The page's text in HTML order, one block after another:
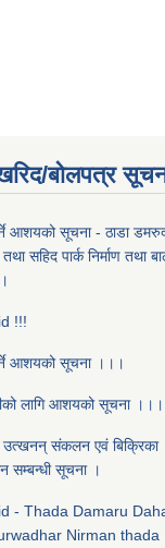
बोलपत्र
आशयको सूचना - ठाडा
तथा सहिद पार्क निर्माण तथा
!!!
आशयको सूचना ।।।
लागि आशयको सूचना ।।।
उत्खनन् संकलन एव‌ं बिक्रिका
सम्बन्धी सूचना ।
- Thada Damaru
Nirman thada